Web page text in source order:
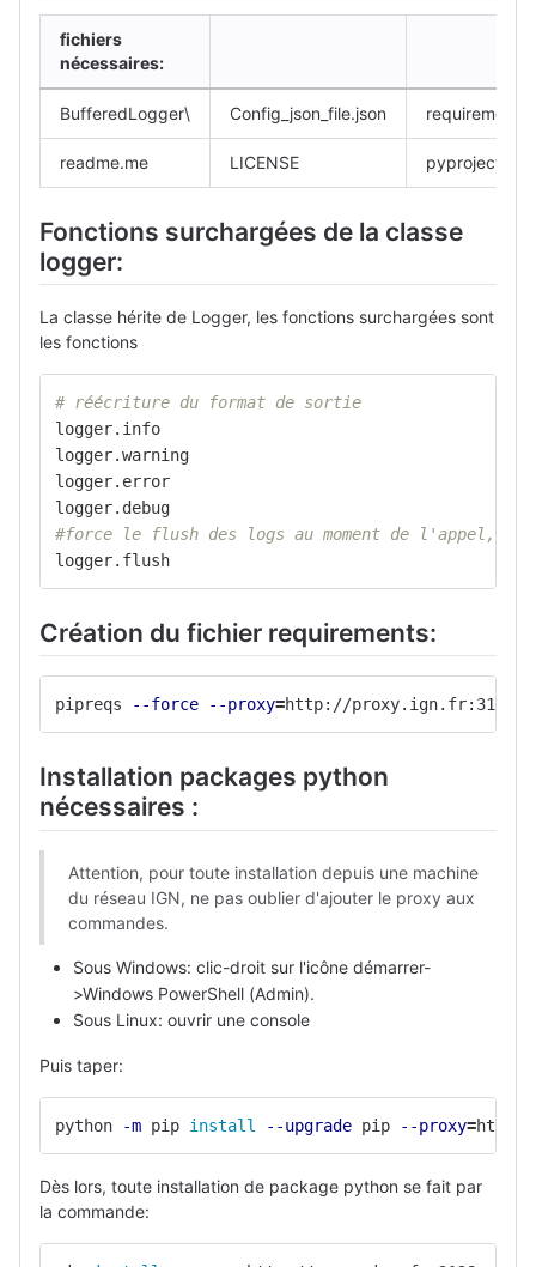
fichiers
nécessaires:
BufferedLogger\ Config_json_file.json
readme.me LICENSE
Fonctions surchargées de la classe
logger:
La classe hérite de Logger, les fonctions surchargées sont
les fonctions
# réécriture du format de sortie
logger. info
logger.warning
logger. error
logger. debug
#force le flush des logs au moment de l'appel,
logger. flush
Création du fichier requirements:
pipreqs --force --proxy=http://proxy.ign.fr:3128
Installation packages python
nécessaires :
Attention, pour toute installation depuis une machine
du réseau IGN, ne pas oublier d'ajouter le proxy aux
commandes.
Sous Windows: clic-droit sur l'icône démarrer-
>Windows PowerShell (Admin).
Sous Linux: ouvrir une console
Puis taper:
python -m pip install --upgrade pip --proxy=
Dès lors, toute installation de package python se fait par
la commande: